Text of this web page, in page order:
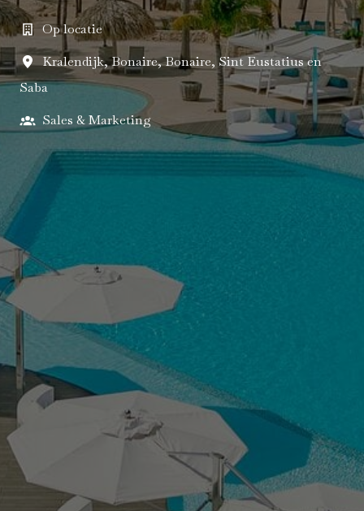
Op locatie
Kralendijk,Bonaire,Bonaire, Sint Eustatius en
Saba
Sales & Marketing